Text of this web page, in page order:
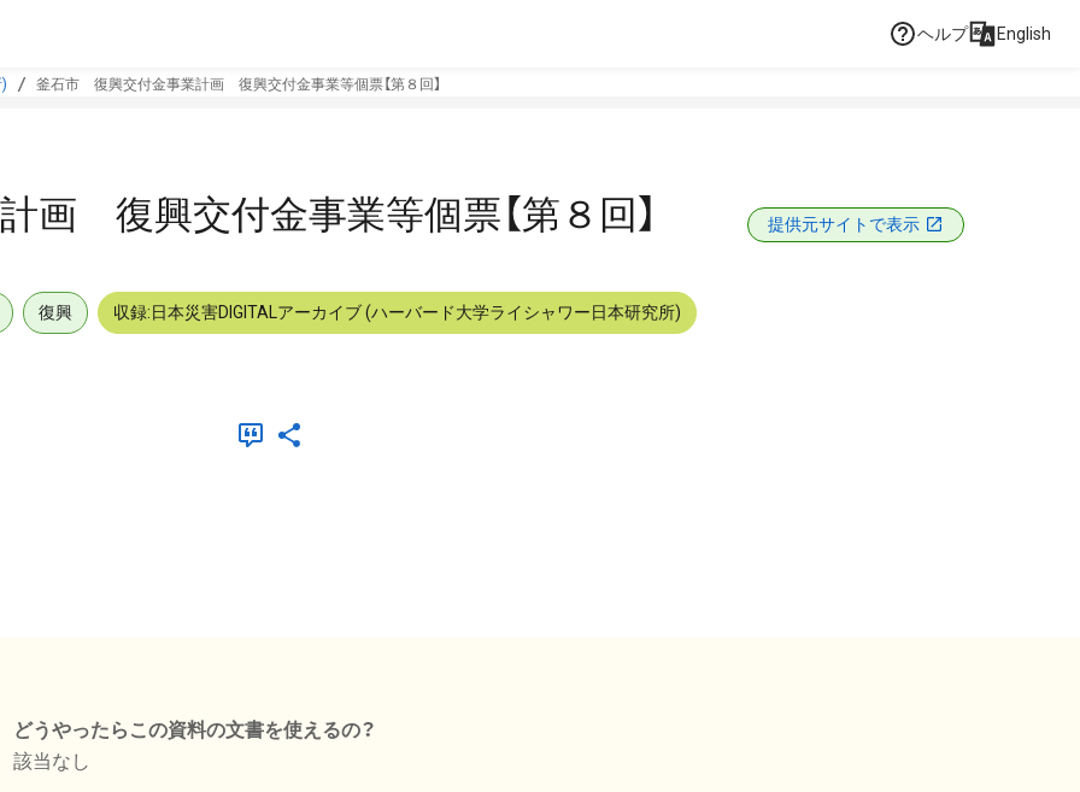
ヘルプ English
釜石市 復興交付金事業計画 復興交付金事業等個票【第８回】
復興交付金事業等個票【第８回】 提供元サイトで表示
復興 収録:日本災害DIGITALアーカイブ (ハーバード大学ライシャワー日本研究所)
どうやったらこの資料の文書を使えるの？
該当なし